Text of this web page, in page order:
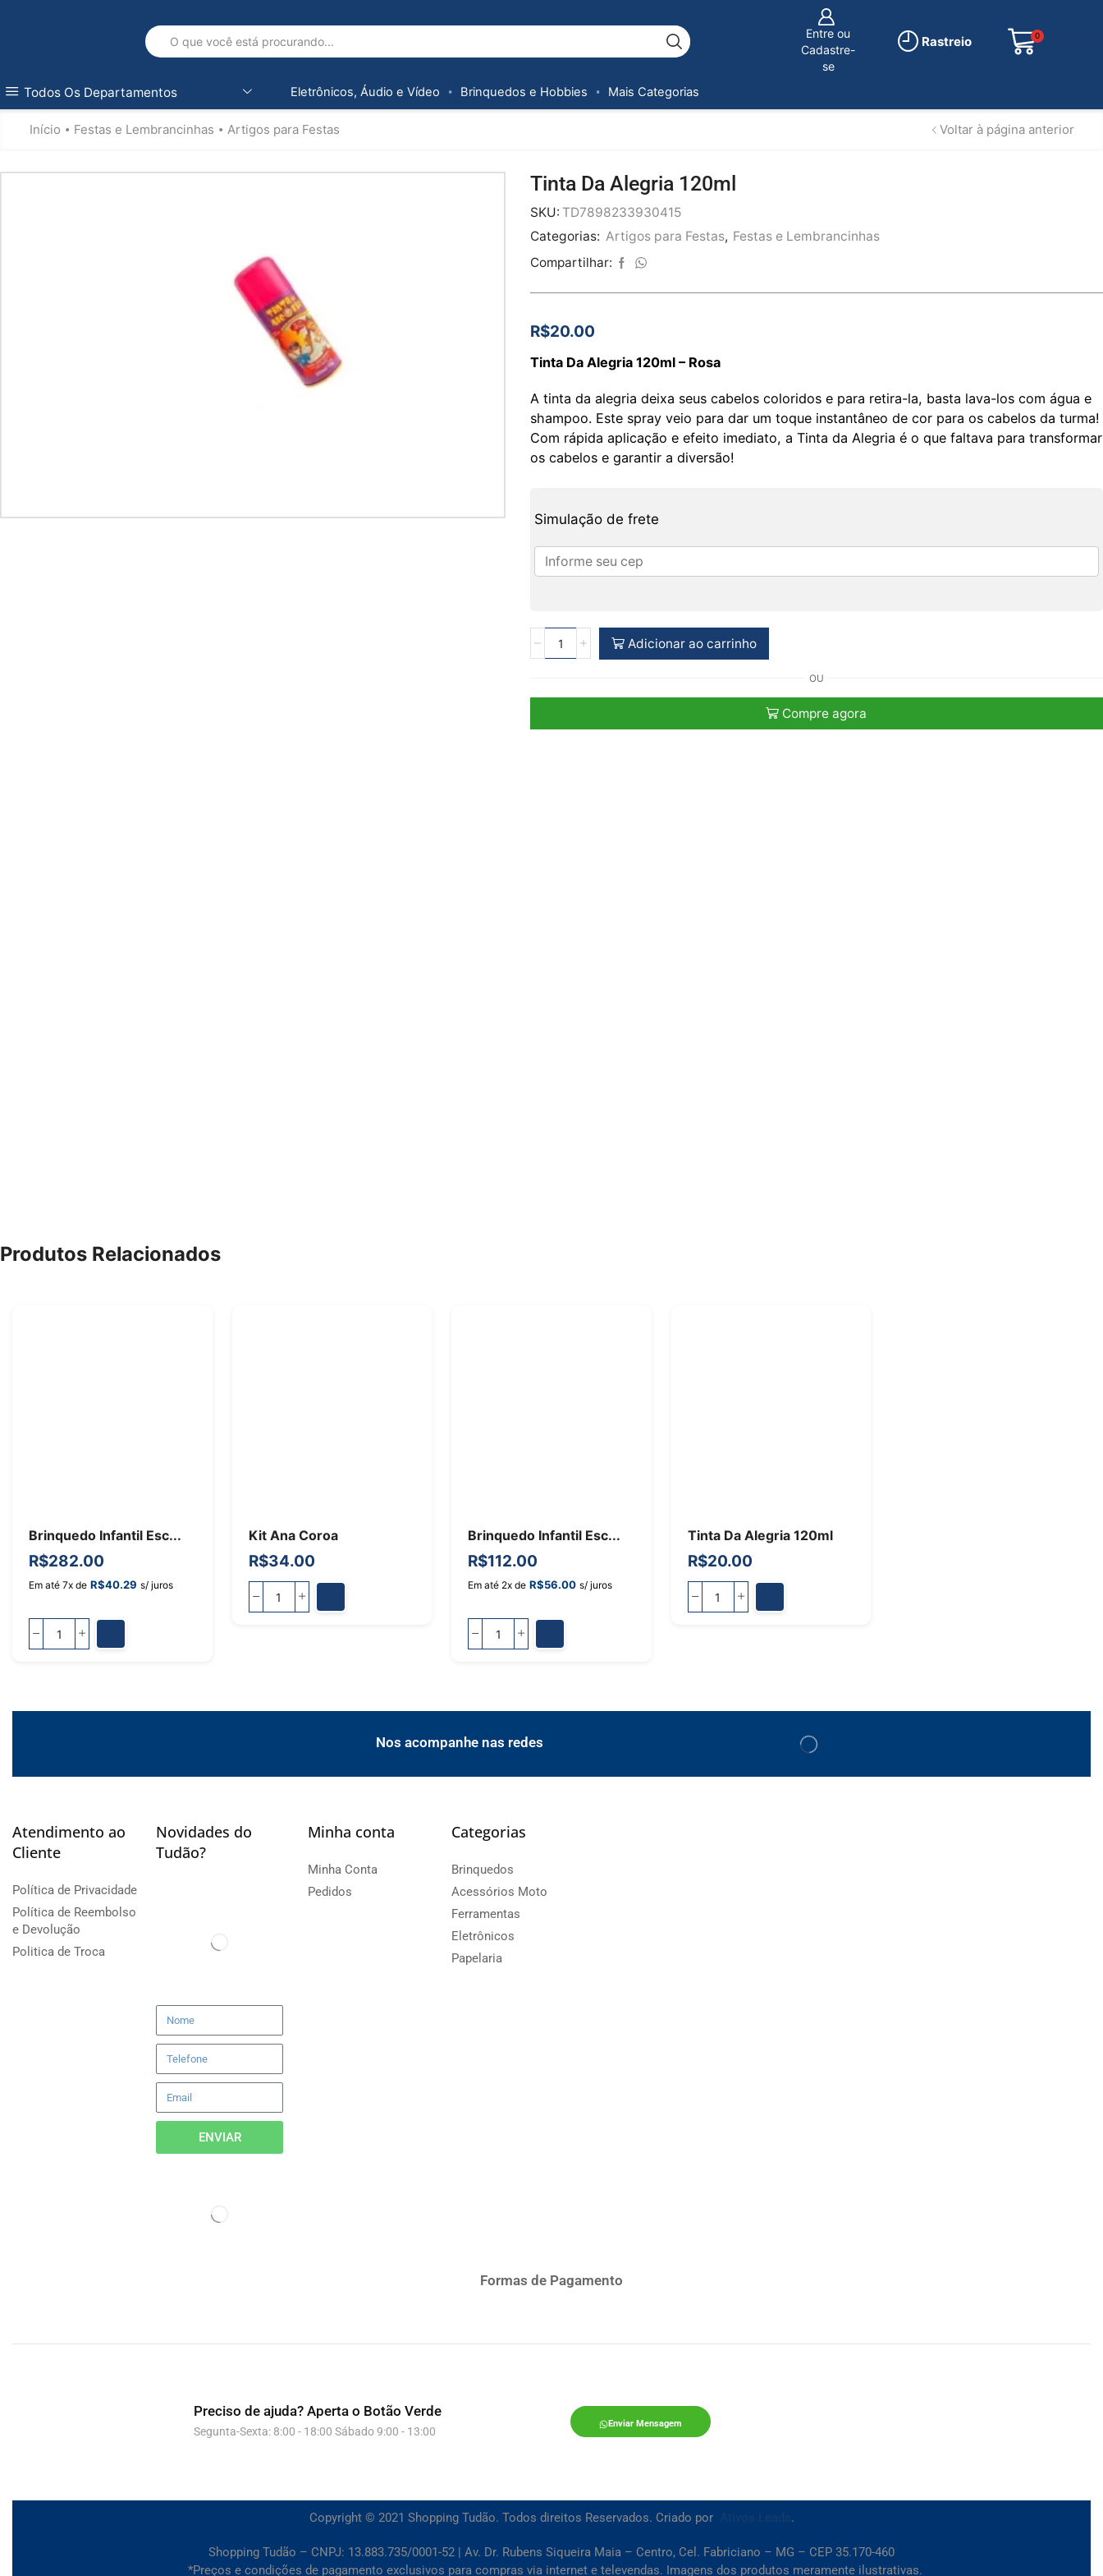
Entre ou
Cadastre-
se
Rastreio 0
Todos Os Departamentos Eletrônicos, Áudio e Vídeo Brinquedos e Hobbies Mais Categorias
Início • Festas e Lembrancinhas • Artigos para Festas Voltar à página anterior
Tinta Da Alegria 120ml
SKU: TD7898233930415
Categorias: Artigos para Festas, Festas e Lembrancinhas
Compartilhar:
R$20.00
Tinta Da Alegria 120ml – Rosa
A tinta da alegria deixa seus cabelos coloridos e para retira-la, basta lava-los com água e
shampoo. Este spray veio para dar um toque instantâneo de cor para os cabelos da turma!
Com rápida aplicação e efeito imediato, a Tinta da Alegria é o que faltava para transformar
os cabelos e garantir a diversão!
Simulação de frete
Adicionar ao carrinho
OU
Compre agora
Produtos Relacionados
Brinquedo Infantil Esc...
R$282.00
Em até 7x de R$40.29 s/ juros
Kit Ana Coroa
R$34.00
Brinquedo Infantil Esc...
R$112.00
Em até 2x de R$56.00 s/ juros
Tinta Da Alegria 120ml
R$20.00
Nos acompanhe nas redes
Atendimento ao
Cliente
Política de Privacidade
Política de Reembolso
e Devolução
Politica de Troca
Novidades do
Tudão?
ENVIAR
Minha conta
Minha Conta
Pedidos
Categorias
Brinquedos
Acessórios Moto
Ferramentas
Eletrônicos
Papelaria
Formas de Pagamento
Preciso de ajuda? Aperta o Botão Verde
Segunta-Sexta: 8:00 - 18:00 Sábado 9:00 - 13:00
Enviar Mensagem
Copyright © 2021 Shopping Tudão. Todos direitos Reservados. Criado por .
Shopping Tudão – CNPJ: 13.883.735/0001-52 | Av. Dr. Rubens Siqueira Maia – Centro, Cel. Fabriciano – MG – CEP 35.170-460
*Preços e condições de pagamento exclusivos para compras via internet e televendas. Imagens dos produtos meramente ilustrativas.